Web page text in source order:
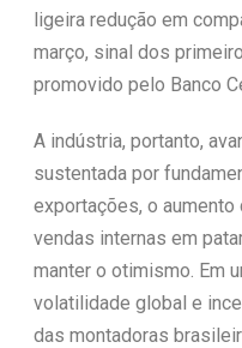
ligeira redução em
março, sinal dos
promovido pelo Banco
A indústria, portanto,
sustentada por
exportações, o aumento
vendas internas em
manter o otimismo. Em
volatilidade global e
das montadoras